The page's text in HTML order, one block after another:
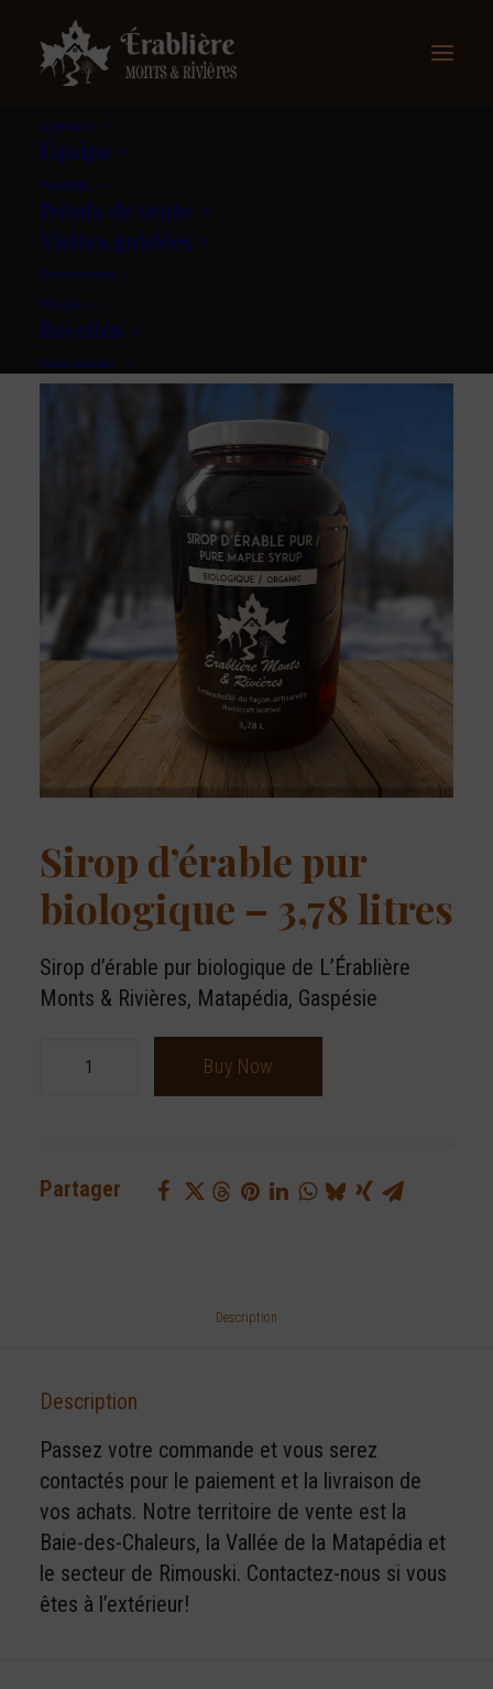
À propos
Équipe
Produits
Points de vente
Visites guidées
Évènements
Blogue
Recettes
Nous joindre
Nos produits
Sirop d’érable pur
biologique – 3,78 litres
Sirop d’érable pur biologique de L’Érablière
Monts & Rivières, Matapédia, Gaspésie
pur
biologique
Buy Now
Partager
Description
Description
Passez votre commande et vous serez
contactés pour le paiement et la livraison de
vos achats. Notre territoire de vente est la
Baie-des-Chaleurs, la Vallée de la Matapédia et
le secteur de Rimouski. Contactez-nous si vous
êtes à l’extérieur!